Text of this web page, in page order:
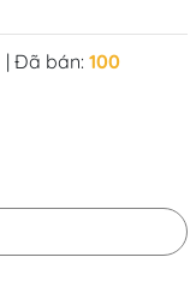
| Đã bán: 100